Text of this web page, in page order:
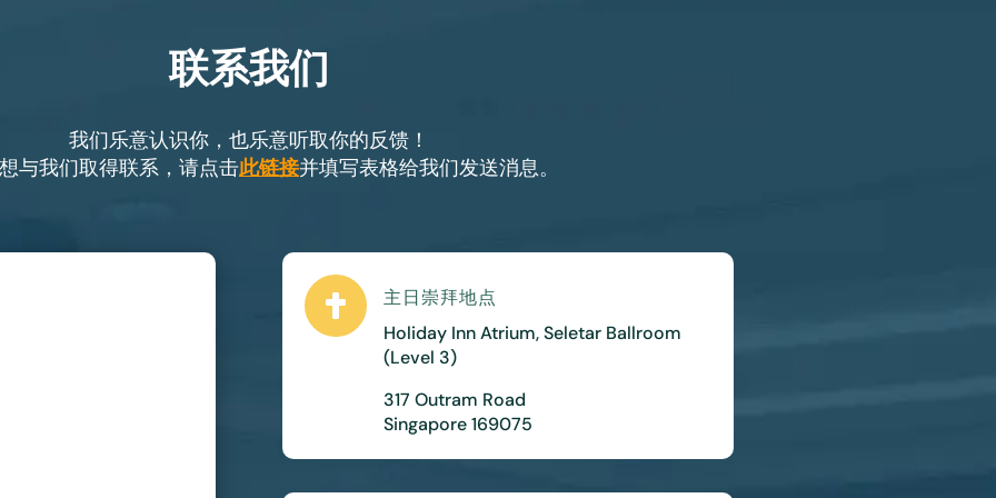
联系我们
我们乐意认识你，也乐意听取你的反馈！
与我们取得联系，请点击此链接并填写表格给我们发送消息。

主日崇拜地点
Holiday Inn Atrium, Seletar Ballroom
(Level 3)
317 Outram Road
Singapore 169075